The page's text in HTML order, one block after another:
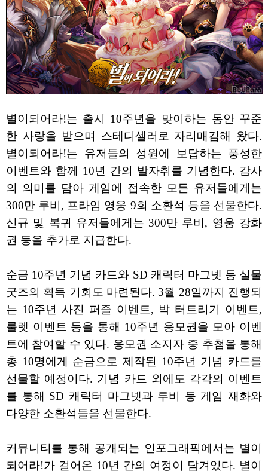
별이되어라!는 출시 10주년을 맞이하는 동안 꾸준
한 사랑을 받으며 스테디셀러로 자리매김해 왔다.
별이되어라!는 유저들의 성원에 보답하는 풍성한
이벤트와 함께 10년 간의 발자취를 기념한다. 감사
의 의미를 담아 게임에 접속한 모든 유저들에게는
300만 루비, 프라임 영웅 9회 소환석 등을 선물한다.
신규 및 복귀 유저들에게는 300만 루비, 영웅 강화
권 등을 추가로 지급한다.
순금 10주년 기념 카드와 SD 캐릭터 마그넷 등 실물
굿즈의 획득 기회도 마련된다. 3월 28일까지 진행되
는 10주년 사진 퍼즐 이벤트, 박 터트리기 이벤트,
룰렛 이벤트 등을 통해 10주년 응모권을 모아 이벤
트에 참여할 수 있다. 응모권 소지자 중 추첨을 통해
총 10명에게 순금으로 제작된 10주년 기념 카드를
선물할 예정이다. 기념 카드 외에도 각각의 이벤트
를 통해 SD 캐릭터 마그넷과 루비 등 게임 재화와
다양한 소환석들을 선물한다.
커뮤니티를 통해 공개되는 인포그래픽에서는 별이
되어라!가 걸어온 10년 간의 여정이 담겨있다. 별이